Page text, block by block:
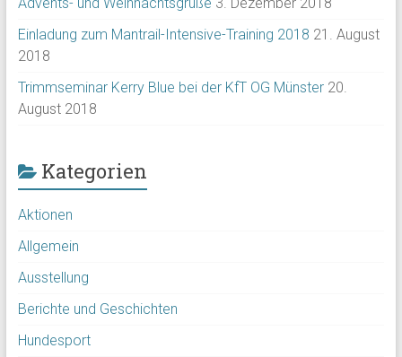
Einladung zum Mantrail-Intensive-Training 2018 21. August
2018
Trimmseminar Kerry Blue bei der KfT OG Münster 20.
August 2018
Kategorien
Aktionen
Allgemein
Ausstellung
Berichte und Geschichten
Hundesport